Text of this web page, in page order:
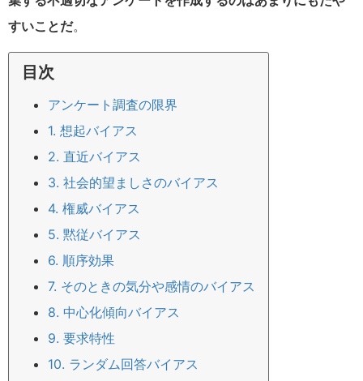
すいことだ。
目次
アンケート調査の限界
1. 想起バイアス
2. 直近バイアス
3. 社会的望ましさのバイアス
4. 権威バイアス
5. 黙従バイアス
6. 順序効果
7. そのときの気分や感情のバイアス
8. 中心化傾向バイアス
9. 要求特性
10. ランダム回答バイアス